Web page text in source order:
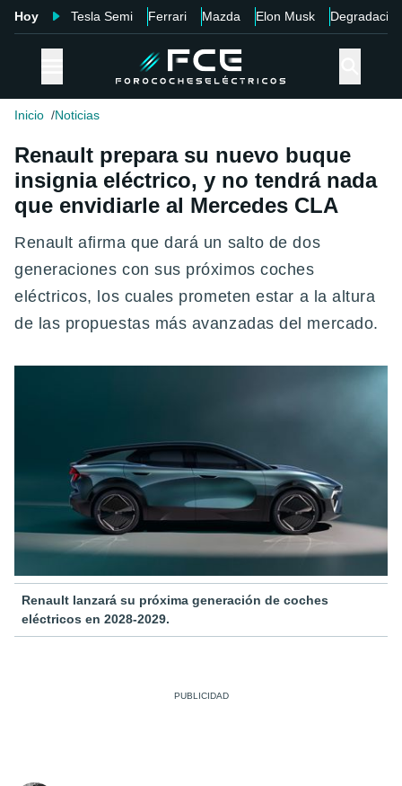
Hoy Tesla Semi Ferrari Mazda Elon Musk Degradación
Inicio Noticias
Renault prepara su nuevo buque
insignia eléctrico, y no tendrá nada
que envidiarle al Mercedes CLA
Renault afirma que dará un salto de dos
generaciones con sus próximos coches
eléctricos, los cuales prometen estar a la altura
de las propuestas más avanzadas del mercado.
Renault lanzará su próxima generación de coches
eléctricos en 2028-2029.